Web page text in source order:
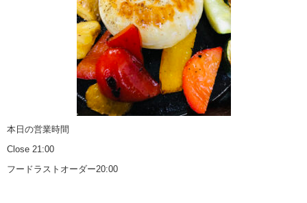
本日の営業時間
Close 21:00
フードラストオーダー20:00